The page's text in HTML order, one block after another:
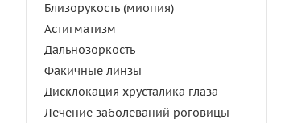
Близорукость (миопия)
Астигматизм
Дальнозоркость
Факичные линзы
Дисклокация хрусталика глаза
Лечение заболеваний роговицы